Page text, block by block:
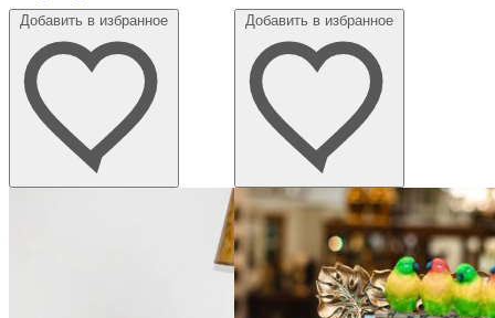
Добавить в избранное Добавить в избранное